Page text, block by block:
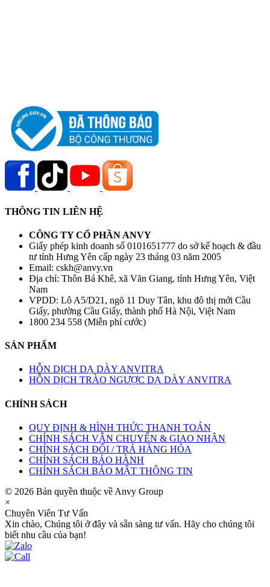
THÔNG TIN LIÊN HỆ
CÔNG TY CỔ PHẦN ANVY
Giấy phép kinh doanh số 0101651777 do sở kế hoạch & đầu
tư tỉnh Hưng Yên cấp ngày 23 tháng 03 năm 2005
Email: cskh@anvy.vn
Địa chỉ: Thôn Bá Khê, xã Văn Giang, tỉnh Hưng Yên, Việt
Nam
VPDD: Lô A5/D21, ngõ 11 Duy Tân, khu đô thị mới Cầu
Giấy, phường Cầu Giấy, thành phố Hà Nội, Việt Nam
1800 234 558 (Miễn phí cước)
SẢN PHẨM
HỖN DỊCH DẠ DÀY ANVITRA
HỖN DỊCH TRÀO NGƯỢC DẠ DÀY ANVITRA
CHÍNH SÁCH
QUY ĐỊNH & HÌNH THỨC THANH TOÁN
CHÍNH SÁCH VẬN CHUYỂN & GIAO NHẬN
CHÍNH SÁCH ĐỔI / TRẢ HÀNG HÓA
CHÍNH SÁCH BẢO HÀNH
CHÍNH SÁCH BẢO MẬT THÔNG TIN
© 2026 Bản quyền thuộc về Anvy Group
×
Chuyên Viên Tư Vấn
Xin chào, Chúng tôi ở đây và sẵn sàng tư vấn. Hãy cho chúng tôi
biết nhu cầu của bạn!